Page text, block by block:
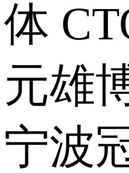
体
元雄
宁波